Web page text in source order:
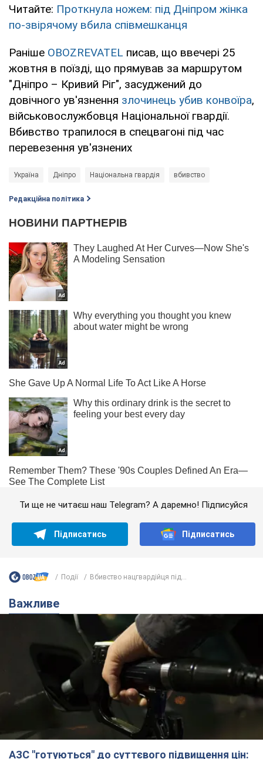
Читайте: Проткнула ножем: під Дніпром жінка
по-звірячому вбила співмешканця
Раніше OBOZREVATEL писав, що ввечері 25
жовтня в поїзді, що прямував за маршрутом
"Дніпро – Кривий Ріг", засуджений до
довічного ув'язнення злочинець убив конвоїра,
військовослужбовця Національної гвардії.
Вбивство трапилося в спецвагоні під час
перевезення ув'язнених
Україна Дніпро Національна гвардія вбивство
Редакційна політика
Ти ще не читаєш наш Telegram? А даремно! Підписуйся
Підписатись Підписатись
Події Вбивство нацгвардійця під...
Важливе
АЗС "готуються" до суттєвого підвищення цін: